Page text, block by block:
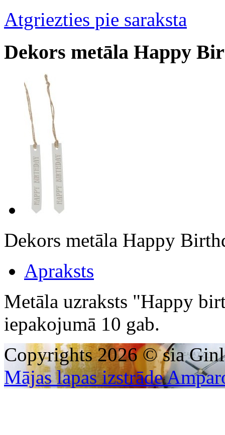
Atgriezties pie saraksta
Dekors metāla Happy
Dekors metāla Happy
Apraksts
Metāla uzraksts "Happy
iepakojumā 10 gab.
Copyrights 2026 © sia
Mājas lapas izstrāde